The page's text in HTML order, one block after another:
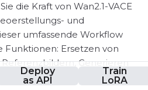
Deploy
as API
Train
LoRA
die Kraft von Wan2.1-VACE
und
umfassende Workflow
Ersetzen von
Generieren
Steuern der